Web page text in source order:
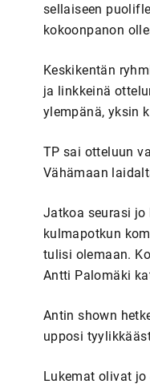
sellaiseen
kokoonpanon
Keskikentän
ja linkkeinä
ylempänä, yksin
TP sai otteluun
Vähämaan
Jatkoa seurasi
kulmapotkun
tulisi olemaan.
Antti Palomäki
Antin shown
upposi
Lukemat olivat